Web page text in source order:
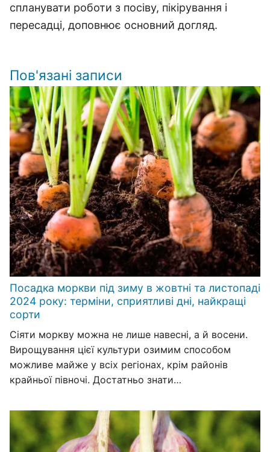
спланувати роботи з посіву, пікірування і
пересадці, доповнює основний догляд.
Пов'язані записи
Посадка моркви під зиму в жовтні та листопаді
2024 року: терміни, сприятливі дні, найкращі
сорти
Сіяти моркву можна не лише навесні, а й восени.
Вирощування цієї культури озимим способом
можливе майже у всіх регіонах, крім районів
крайньої півночі. Достатньо знати…